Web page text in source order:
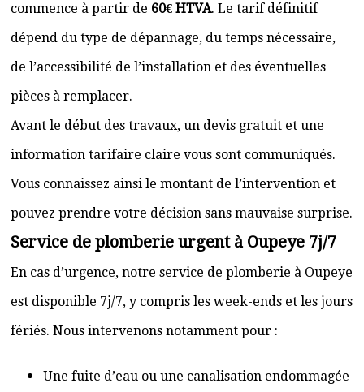
commence à partir de 60€ HTVA. Le tarif définitif
dépend du type de dépannage, du temps nécessaire,
de l’accessibilité de l’installation et des éventuelles
pièces à remplacer.
Avant le début des travaux, un devis gratuit et une
information tarifaire claire vous sont communiqués.
Vous connaissez ainsi le montant de l’intervention et
pouvez prendre votre décision sans mauvaise surprise.
Service de plomberie urgent à Oupeye 7j/7
En cas d’urgence, notre service de plomberie à Oupeye
est disponible 7j/7, y compris les week-ends et les jours
fériés. Nous intervenons notamment pour :
Une fuite d’eau ou une canalisation endommagée